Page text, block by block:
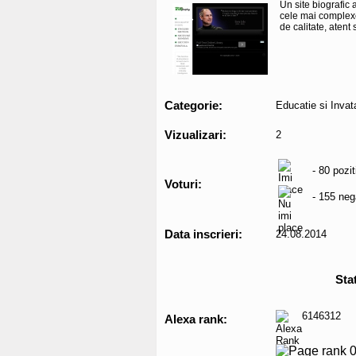
Un site biografic
cele mai
de calitate, atent
Categorie: Educatie si
Vizualizari: 2
Voturi:
- 80
- 155
Data inscrieri: 24.08.2014
Alexa rank: 6146312